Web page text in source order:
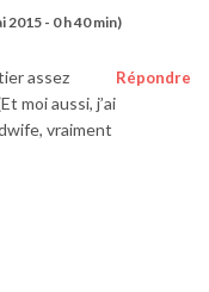
2015 - 0 h 40 min)
Répondre
assez
moi aussi, j’ai
vraiment